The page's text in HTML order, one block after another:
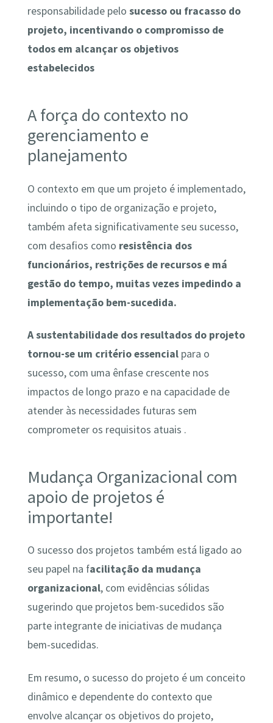
responsabilidade pelo sucesso ou fracasso do
projeto, incentivando o compromisso de
todos em alcançar os objetivos
estabelecidos
A força do contexto no
gerenciamento e
planejamento
O contexto em que um projeto é implementado,
incluindo o tipo de organização e projeto,
também afeta significativamente seu sucesso,
com desafios como resistência dos
funcionários, restrições de recursos e má
gestão do tempo, muitas vezes impedindo a
implementação bem-sucedida.
A sustentabilidade dos resultados do projeto
tornou-se um critério essencialpara o
sucesso, com uma ênfase crescente nos
impactos de longo prazo e na capacidade de
atender às necessidades futuras sem
comprometer os requisitos atuais .
Mudança Organizacional com
apoio de projetos é
importante!
O sucesso dos projetos também está ligado ao
seu papel na facilitação da mudança
organizacional, com evidências sólidas
sugerindo que projetos bem-sucedidos são
parte integrante de iniciativas de mudança
bem-sucedidas.
Em resumo, o sucesso do projeto é um conceito
dinâmico e dependente do contexto que
envolve alcançar os objetivos do projeto,